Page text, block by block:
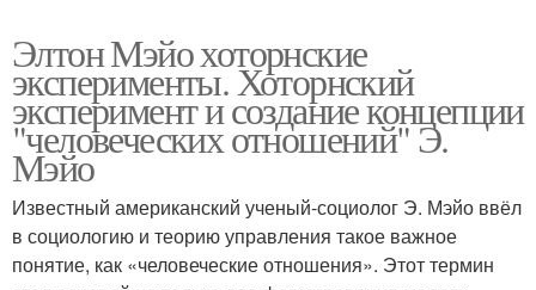
Элтон Мэйо хоторнские
эксперименты. Хоторнский
эксперимент и создание концепции
"человеческих отношений" Э.
Мэйо
Известный американский ученый-социолог Э. Мэйо ввёл
в социологию и теорию управления такое важное
понятие, как «человеческие отношения». Этот термин